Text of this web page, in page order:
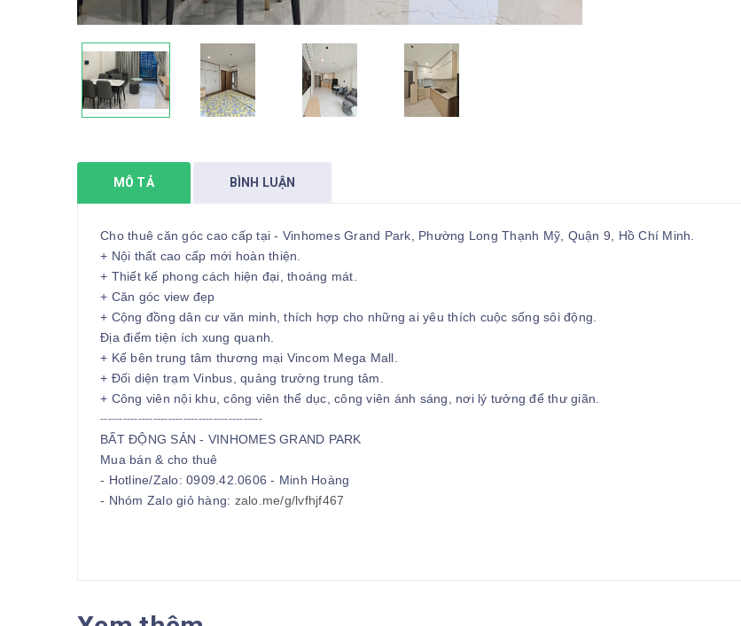
MÔ TẢ BÌNH LUẬN
Cho thuê căn góc cao cấp tại - Vinhomes Grand Park, Phường Long Thạnh Mỹ, Quận 9, Hồ Chí Minh.
+ Nội thất cao cấp mới hoàn thiện.
+ Thiết kế phong cách hiện đại, thoáng mát.
+ Căn góc view đẹp
+ Cộng đồng dân cư văn minh, thích hợp cho những ai yêu thích cuộc sống sôi động.
Địa điểm tiện ích xung quanh.
+ Kế bên trung tâm thương mại Vincom Mega Mall.
+ Đối diện trạm Vinbus, quảng trường trung tâm.
+ Công viên nội khu, công viên thể dục, công viên ánh sáng, nơi lý tưởng để thư giãn.
-------------------------------------------
BẤT ĐỘNG SẢN - VINHOMES GRAND PARK
Mua bán & cho thuê
- Hotline/Zalo: 0909.42.0606 - Minh Hoàng
- Nhóm Zalo giỏ hàng: zalo.me/g/lvfhjf467